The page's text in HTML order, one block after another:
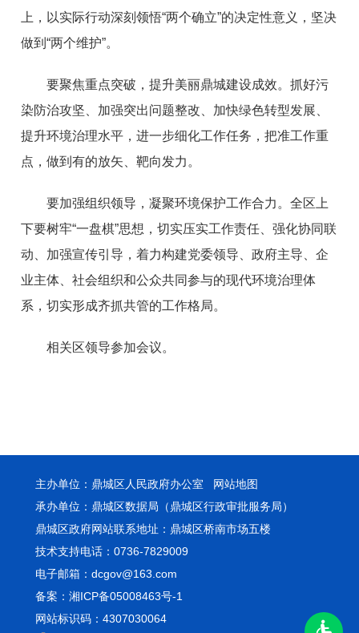
上，以实际行动深刻领悟“两个确立”的决定性意义，坚决
做到“两个维护”。
要聚焦重点突破，提升美丽鼎城建设成效。抓好污
染防治攻坚、加强突出问题整改、加快绿色转型发展、
提升环境治理水平，进一步细化工作任务，把准工作重
点，做到有的放矢、靶向发力。
要加强组织领导，凝聚环境保护工作合力。全区上
下要树牢“一盘棋”思想，切实压实工作责任、强化协同联
动、加强宣传引导，着力构建党委领导、政府主导、企
业主体、社会组织和公众共同参与的现代环境治理体
系，切实形成齐抓共管的工作格局。
相关区领导参加会议。
主办单位：鼎城区人民政府办公室 网站地图
承办单位：鼎城区数据局（鼎城区行政审批服务局）
鼎城区政府网站联系地址：鼎城区桥南市场五楼
技术支持电话：0736-7829009
电子邮箱：dcgov@163.com
备案：湘ICP备05008463号-1
网站标识码：4307030064